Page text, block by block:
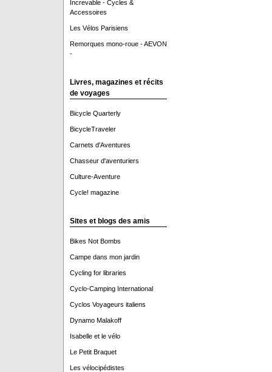
Increvable - Cycles &
Accessoires
Les Vélos Parisiens
Remorques mono-roue - AEVON
-
Livres, magazines et récits
de voyages
Bicycle Quarterly
BicycleTraveler
Carnets d'Aventures
Chasseur d'aventuriers
Culture-Aventure
Cycle! magazine
Sites et blogs des amis
Bikes Not Bombs
Campe dans mon jardin
Cycling for libraries
Cyclo-Camping International
Cyclos Voyageurs italiens
Dynamo Malakoff
Isabelle et le vélo
Le Petit Braquet
Les vélocipédistes